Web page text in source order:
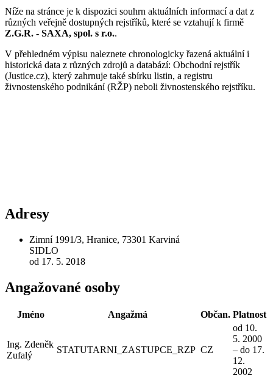
Níže na stránce je k dispozici souhrn aktuálních informací a dat z
různých veřejně dostupných rejstříků, které se vztahují k firmě
Z.G.R. - SAXA, spol. s r.o..
V přehledném výpisu naleznete chronologicky řazená aktuální i
historická data z různých zdrojů a databází: Obchodní rejstřík
(Justice.cz), který zahrnuje také sbírku listin, a registru
živnostenského podnikání (RŽP) neboli živnostenského rejstříku.
Adresy
Zimní 1991/3, Hranice, 73301 Karviná
SIDLO
od 17. 5. 2018
Angažované osoby
Jméno Angažmá Občan. Platnost
Ing. Zdeněk
Zufalý
STATUTARNI_ZASTUPCE_RZP CZ
od 10.
5. 2000
– do 17.
12.
2002